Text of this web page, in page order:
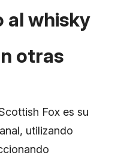
al whisky
otras
Fox es su
utilizando